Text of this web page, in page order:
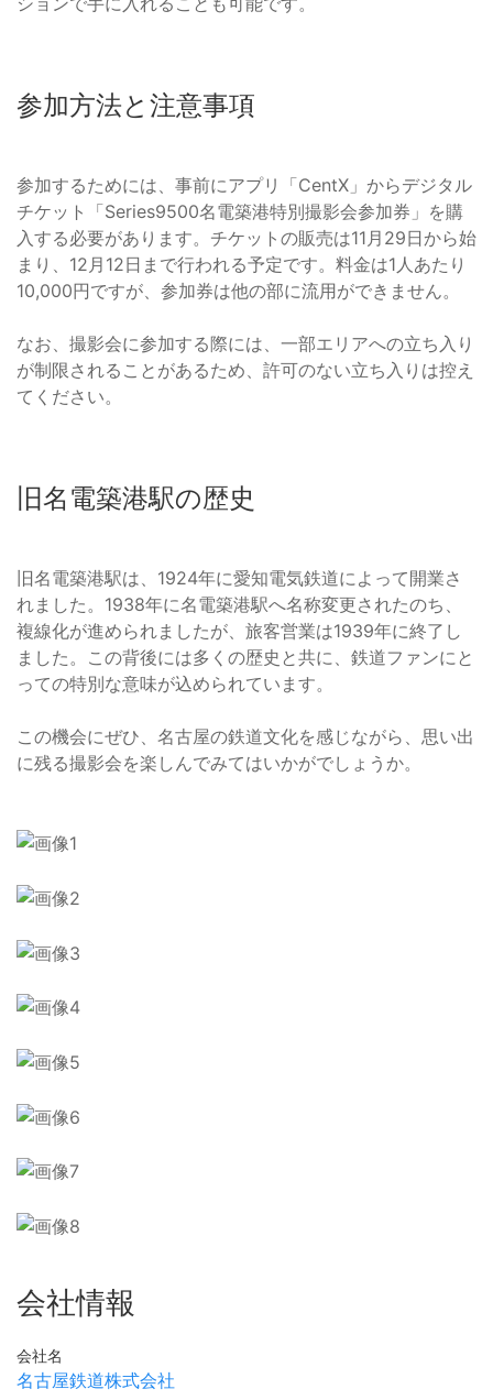
参加方法と注意事項
参加するためには、事前にアプリ「CentX」からデジタル
チケット「Series9500名電築港特別撮影会参加券」を購
入する必要があります。チケットの販売は11月29日から始
まり、12月12日まで行われる予定です。料金は1人あたり
10,000円ですが、参加券は他の部に流用ができません。
なお、撮影会に参加する際には、一部エリアへの立ち入り
が制限されることがあるため、許可のない立ち入りは控え
てください。
旧名電築港駅の歴史
旧名電築港駅は、1924年に愛知電気鉄道によって開業さ
れました。1938年に名電築港駅へ名称変更されたのち、
複線化が進められましたが、旅客営業は1939年に終了し
ました。この背後には多くの歴史と共に、鉄道ファンにと
っての特別な意味が込められています。
この機会にぜひ、名古屋の鉄道文化を感じながら、思い出
に残る撮影会を楽しんでみてはいかがでしょうか。
会社情報
会社名
名古屋鉄道株式会社